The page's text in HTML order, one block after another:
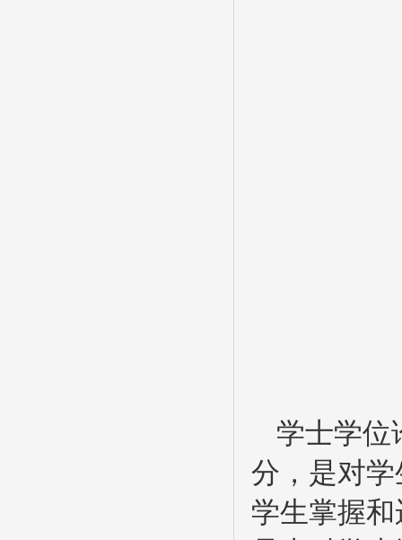
学士学位
分，是对
学生掌握